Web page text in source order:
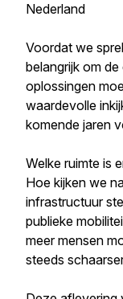
Nederland
Voordat we
belangrijk om
oplossingen
waardevolle
komende jaren
Welke ruimte is
Hoe kijken we
infrastructuur
publieke
meer mensen
steeds